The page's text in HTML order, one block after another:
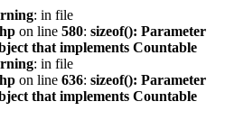
: in file
on line 580: sizeof(): Parameter
that implements Countable
: in file
on line 636: sizeof(): Parameter
that implements Countable